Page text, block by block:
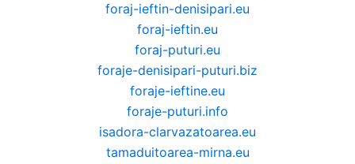
foraj-ieftin-denisipari.eu
foraj-ieftin.eu
foraj-puturi.eu
foraje-denisipari-puturi.biz
foraje-ieftine.eu
foraje-puturi.info
isadora-clarvazatoarea.eu
tamaduitoarea-mirna.eu